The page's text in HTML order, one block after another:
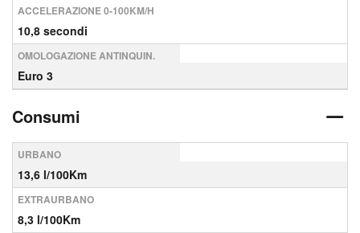
ACCELERAZIONE 0-100KM/H
10,8 secondi
OMOLOGAZIONE ANTINQUIN.
Euro 3
Consumi
URBANO
13,6 l/100Km
EXTRAURBANO
8,3 l/100Km